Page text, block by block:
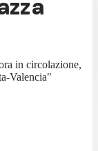
in circolazione,
Valencia"